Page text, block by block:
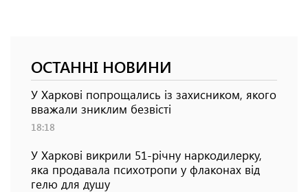
ОСТАННІ НОВИНИ
У Харкові попрощались із захисником, якого
вважали зниклим безвісті
18:18
У Харкові викрили 51-річну наркодилерку,
яка продавала психотропи у флаконах від
гелю для душу